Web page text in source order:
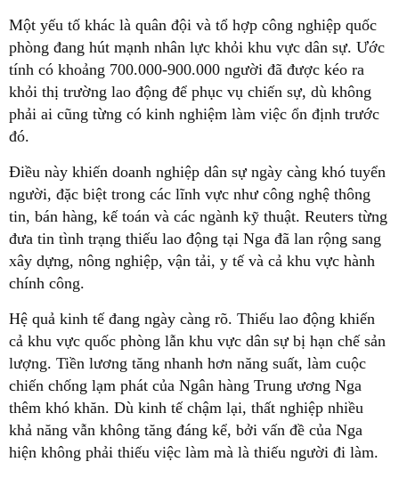
Một yếu tố khác là quân đội và tổ hợp công nghiệp quốc
phòng đang hút mạnh nhân lực khỏi khu vực dân sự. Ước
tính có khoảng 700.000-900.000 người đã được kéo ra
khỏi thị trường lao động để phục vụ chiến sự, dù không
phải ai cũng từng có kinh nghiệm làm việc ổn định trước
đó.
Điều này khiến doanh nghiệp dân sự ngày càng khó tuyển
người, đặc biệt trong các lĩnh vực như công nghệ thông
tin, bán hàng, kế toán và các ngành kỹ thuật. Reuters từng
đưa tin tình trạng thiếu lao động tại Nga đã lan rộng sang
xây dựng, nông nghiệp, vận tải, y tế và cả khu vực hành
chính công.
Hệ quả kinh tế đang ngày càng rõ. Thiếu lao động khiến
cả khu vực quốc phòng lẫn khu vực dân sự bị hạn chế sản
lượng. Tiền lương tăng nhanh hơn năng suất, làm cuộc
chiến chống lạm phát của Ngân hàng Trung ương Nga
thêm khó khăn. Dù kinh tế chậm lại, thất nghiệp nhiều
khả năng vẫn không tăng đáng kể, bởi vấn đề của Nga
hiện không phải thiếu việc làm mà là thiếu người đi làm.